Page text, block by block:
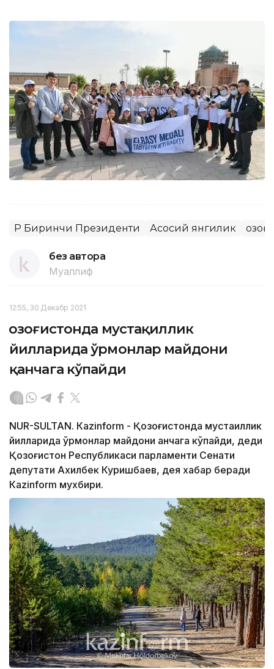
ҚР Биринчи Президенти Асосий янгилик
без автора
Муаллиф
12:55, 30 Декабр 2021
Қозоғистонда мустақиллик
йилларида ўрмонлар майдони
қанчага кўпайди
NUR-SULTAN. Кazinform - Қозоғистонда мустақиллик
йилларида ўрмонлар майдони қанчага кўпайди, деди
Қозоғистон Республикаси парламенти Сенати
депутати Ахилбек Куришбаев, дея хабар беради
Кazinform мухбири.